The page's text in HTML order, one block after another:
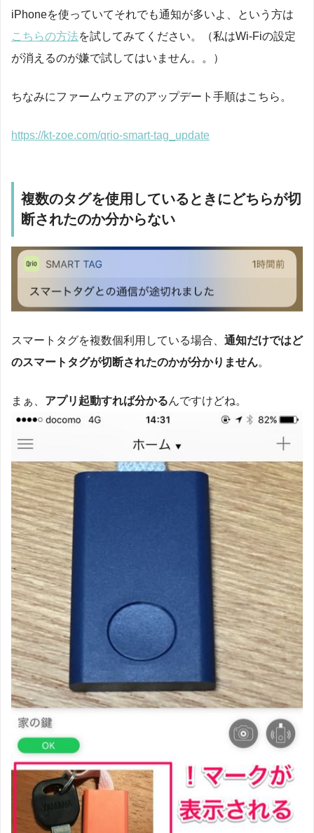
iPhoneを使っていてそれでも通知が多いよ、という方は
こちらの方法を試してみてください。（私はWi-Fiの設定
が消えるのが嫌で試してはいません。。）
ちなみにファームウェアのアップデート手順はこちら。
https://kt-zoe.com/qrio-smart-tag_update
複数のタグを使用しているときにどちらが切
断されたのか分からない
スマートタグを複数個利用している場合、 通知だけではど
のスマートタグが切断されたのかが分かりません。
まぁ、 アプリ起動すれば分かるんですけどね。